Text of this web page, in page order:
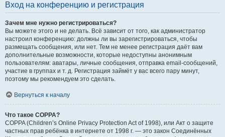
Вход на конференцию и регистрация
Зачем мне нужно регистрироваться?
Вы можете этого и не делать. Всё зависит от того, как администратор
настроил конференцию: должны ли вы зарегистрироваться, чтобы
размещать сообщения, или нет. Тем не менее регистрация даёт вам
дополнительные возможности, которые недоступны анонимным
пользователям: аватары, личные сообщения, отправка email-сообщений,
участие в группах и т. д. Регистрация займёт у вас всего пару минут,
поэтому мы рекомендуем это сделать.
Вернуться к началу
Что такое COPPA?
COPPA (Children’s Online Privacy Protection Act of 1998), или Акт о защите
частных прав ребёнка в интернете от 1998 г. — это закон Соединённых